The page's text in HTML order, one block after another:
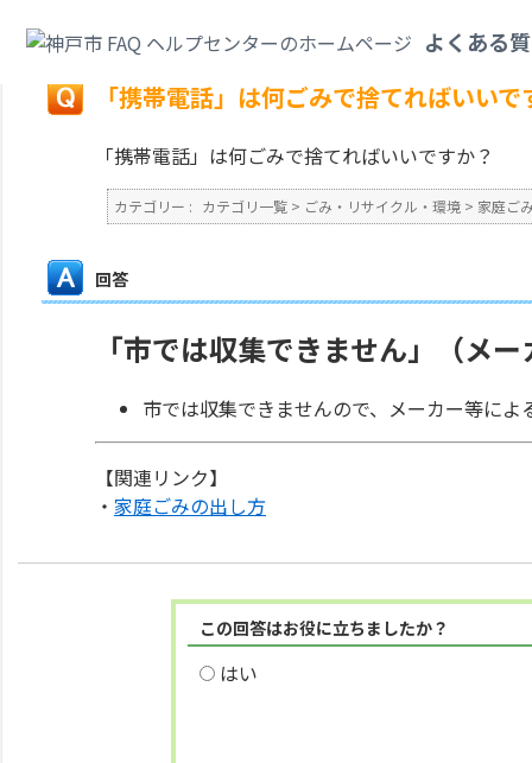
よくある
戻る
「携帯電話」は何ごみで捨てればいいで
「携帯電話」は何ごみで捨てればいいですか？
カテゴリー : カテゴリ一覧 > ごみ・リサイクル・環境 > 家庭ご
回答
「市では収集できません」（メ
市では収集できませんので、メーカー等に
【関連リンク】
・ 家庭ごみの出し方
この回答はお役に立ちましたか？
はい